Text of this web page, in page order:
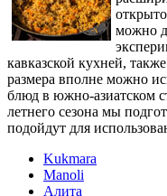
можно
кавказской кухней,
размера вполне можно
блюд в южно-азиатском
летнего сезона мы
подойдут для
Kukmara
Manoli
Алита